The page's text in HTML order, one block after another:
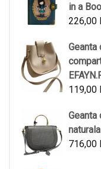
in a
226,00
Geanta
119,00
Geanta
716,00